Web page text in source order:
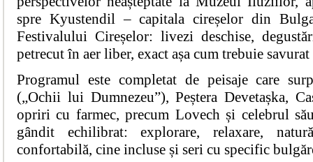
spre Kyustendil – capitala cireșelor din
Festivalului Cireșelor: livezi deschise,
petrecut în aer liber, exact așa cum trebuie
Programul este completat de peisaje care
(„Ochii lui Dumnezeu”), Peștera Devetașka,
opriri cu farmec, precum Lovech și celebrul
gândit echilibrat: explorare, relaxare,
confortabilă, cine incluse și seri cu specific